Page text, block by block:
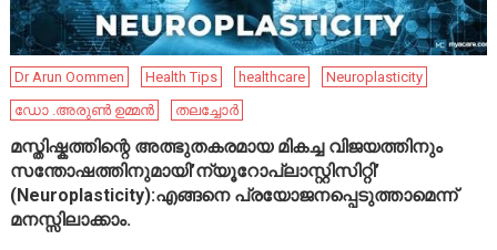
Dr Arun Oommen Health Tips healthcare
Neuroplasticity
ഡോ .അരുൺ ഉമ്മൻ
തലച്ചോർ
മസ്തിഷ്കത്തിന്റെ അത്ഭുതകരമായ മികച്ച വിജയത്തിനും
സന്തോഷത്തിനുമായി’ന്യൂറോപ്ലാസ്റ്റിസിറ്റി’
(Neuroplasticity):എങ്ങനെ പ്രയോജനപ്പെടുത്താമെന്ന്
മനസ്സിലാക്കാം.